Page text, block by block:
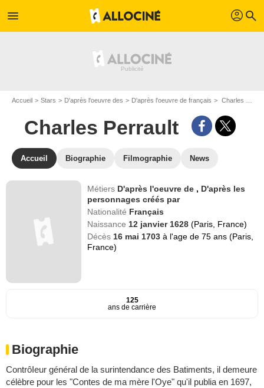
menu profil search
Accueil Stars D'après l'oeuvre des D'après l'oeuvre de français Charles Perrault
Charles Perrault
Accueil Biographie Filmographie News
Métiers D'après l'oeuvre de , D'après les
personnages créés par
Nationalité Français
Naissance 12 janvier 1628(Paris, France)
Décès 16 mai 1703à l'age de 75 ans (Paris,
France)
125
ans de carrière
Biographie
ContrôIeur général de la surintendance des Batiments, il demeure
célèbre pour les "Contes de ma mère l'Oye" qu'il publia en 1697,